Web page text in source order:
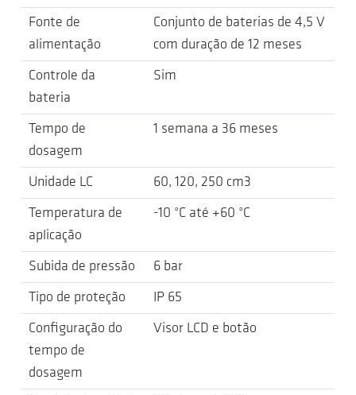
Fonte de
alimentação
Conjunto de baterias de 4,5 V
com duração de 12 meses
Controle da
bateria
Sim
Tempo de
dosagem
1 semana a 36 meses
Unidade LC 60, 120, 250 cm3
Temperatura de
aplicação
-10 °C até +60 °C
Subida de pressão 6 bar
Tipo de proteção IP 65
Configuração do
tempo de
dosagem
Visor LCD e botão